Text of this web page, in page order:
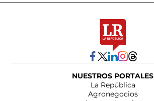
NUESTROS PORTALES
La República
Agronegocios